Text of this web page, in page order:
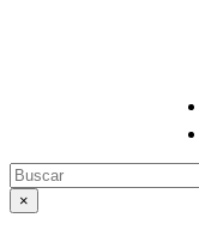
Buscar
×
Close